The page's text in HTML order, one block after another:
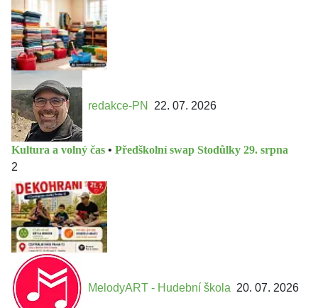
redakce-PN 22. 07. 2026
Kultura a volný čas • Předškolní swap Stodůlky 29. srpna
2
MelodyART - Hudební škola 20. 07. 2026